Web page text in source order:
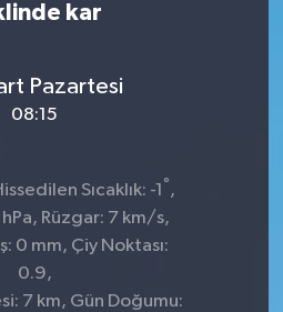
kar
Pazartesi
08:15
Sıcaklık: -1 ° ,
hPa, Rüzgar: 7 km/s,
0 mm, Çiy Noktası:
0.9,
7 km, Gün Doğumu: